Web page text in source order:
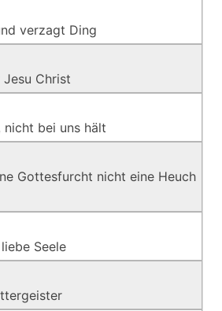
verzagt Ding
Jesu Christ
nicht bei uns hält
Gottesfurcht nicht eine Heuch
Seele